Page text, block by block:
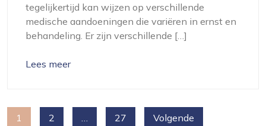
tegelijkertijd kan wijzen op verschillende
medische aandoeningen die variëren in ernst en
behandeling. Er zijn verschillende […]
Lees meer
Berichten
1 2 27 Volgende